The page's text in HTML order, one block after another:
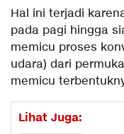
Hal ini terjadi
pada pagi hingga
memicu proses
udara) dari
memicu
Lihat Juga: